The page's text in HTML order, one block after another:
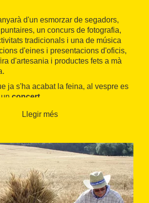
d'un esmorzar de segadors,
un concurs de fotografia,
tradicionals i una de música
d'eines i presentacions d'oficis,
d'artesania i productes fets a mà
ja s'ha acabat la feina, al vespre es
concert
Llegir més